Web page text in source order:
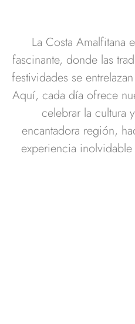
La Costa Amalfitana
fascinante, donde las
festividades se
Aquí, cada día ofrece
celebrar la cultura
encantadora región,
experiencia